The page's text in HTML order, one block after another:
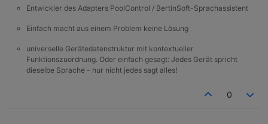
Entwickler des Adapters PoolControl / BertinSoft-Sprachassistent
Einfach macht aus einem Problem keine Lösung
universelle Gerätedatenstruktur mit kontextueller
Funktionszuordnung. Oder einfach gesagt: Jedes Gerät spricht
dieselbe Sprache - nur nicht jedes sagt alles!
0